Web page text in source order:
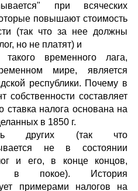
при всяческих
повышают стоимость
(так что за нее должны
но не платят) и
временного лага,
мире, является
республики. Почему в
собственности составляет
налога основана на
в 1850 г.
других (так что
не в состоянии
и его, в конце концов,
в покое). История
примерами налогов на